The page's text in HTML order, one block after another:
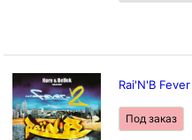
Rai'N'B
Под заказ